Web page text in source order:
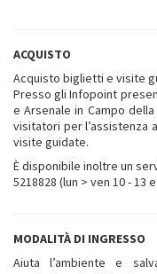
ACQUISTO
Acquisto biglietti e visite
Presso gli Infopoint
e Arsenale in Campo
visitatori per l’assistenza
visite guidate.
È disponibile inoltre un
5218828 (lun > ven 10 - 13
MODALITÀ DI INGRESSO
Aiuta l’ambiente e